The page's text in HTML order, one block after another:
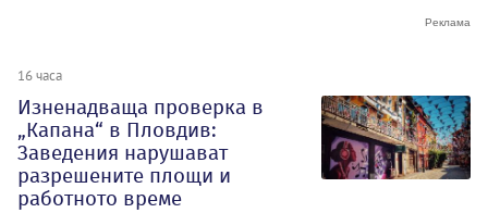
16 часа
Изненадваща проверка в
„Капана“ в Пловдив:
Заведения нарушават
разрешените площи и
работното време